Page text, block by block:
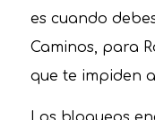
es cuando
Caminos, para
que te impiden